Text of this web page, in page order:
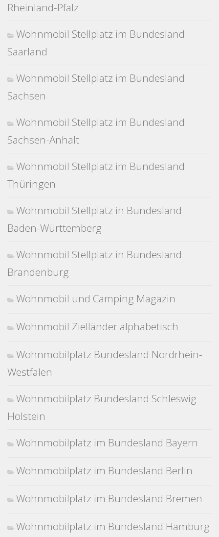
Rheinland-Pfalz
Wohnmobil Stellplatz im Bundesland
Saarland
Wohnmobil Stellplatz im Bundesland
Sachsen
Wohnmobil Stellplatz im Bundesland
Sachsen-Anhalt
Wohnmobil Stellplatz im Bundesland
Thüringen
Wohnmobil Stellplatz in Bundesland
Baden-Württemberg
Wohnmobil Stellplatz in Bundesland
Brandenburg
Wohnmobil und Camping Magazin
Wohnmobil Zielländer alphabetisch
Wohnmobilplatz Bundesland Nordrhein-
Westfalen
Wohnmobilplatz Bundesland Schleswig
Holstein
Wohnmobilplatz im Bundesland Bayern
Wohnmobilplatz im Bundesland Berlin
Wohnmobilplatz im Bundesland Bremen
Wohnmobilplatz im Bundesland Hamburg